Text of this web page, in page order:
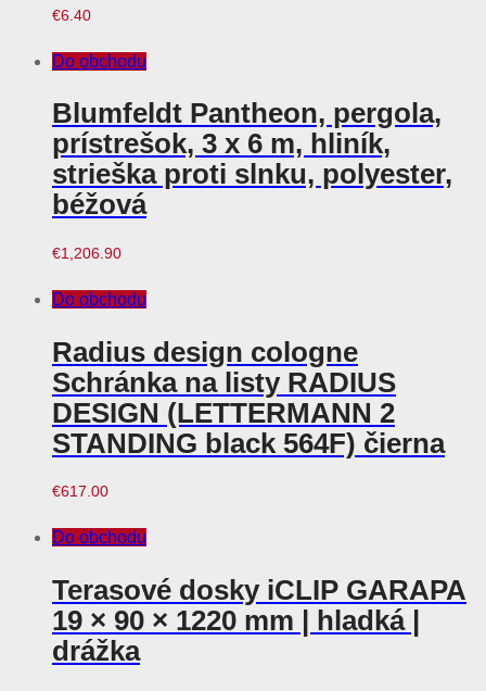
€6.40
Do obchodu
Blumfeldt Pantheon, pergola,
prístrešok, 3 x 6 m, hliník,
strieška proti slnku, polyester,
béžová
€1,206.90
Do obchodu
Radius design cologne
Schránka na listy RADIUS
DESIGN (LETTERMANN 2
STANDING black 564F) čierna
€617.00